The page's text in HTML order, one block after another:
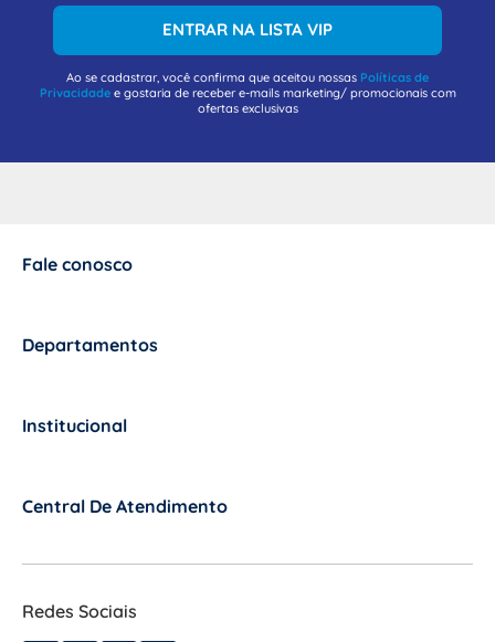
ENTRAR NA LISTA VIP
Ao se cadastrar, você confirma que aceitou nossas Políticas de
Privacidadee gostaria de receber e-mails marketing/ promocionais com
ofertas exclusivas
Fale conosco
Departamentos
Institucional
Central De Atendimento
Redes Sociais